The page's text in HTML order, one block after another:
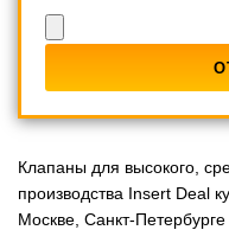
Клапаны для высокого,
производства Insert Deal
Москве, Санкт-